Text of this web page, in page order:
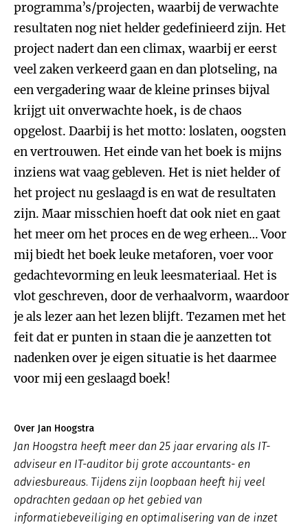
programma’s/projecten, waarbij de verwachte
resultaten nog niet helder gedefinieerd zijn. Het
project nadert dan een climax, waarbij er eerst
veel zaken verkeerd gaan en dan plotseling, na
een vergadering waar de kleine prinses bijval
krijgt uit onverwachte hoek, is de chaos
opgelost. Daarbij is het motto: loslaten, oogsten
en vertrouwen. Het einde van het boek is mijns
inziens wat vaag gebleven. Het is niet helder of
het project nu geslaagd is en wat de resultaten
zijn. Maar misschien hoeft dat ook niet en gaat
het meer om het proces en de weg erheen… Voor
mij biedt het boek leuke metaforen, voer voor
gedachtevorming en leuk leesmateriaal. Het is
vlot geschreven, door de verhaalvorm, waardoor
je als lezer aan het lezen blijft. Tezamen met het
feit dat er punten in staan die je aanzetten tot
nadenken over je eigen situatie is het daarmee
voor mij een geslaagd boek!
Over Jan Hoogstra
Jan Hoogstra heeft meer dan 25 jaar ervaring als IT-
adviseur en IT-auditor bij grote accountants- en
adviesbureaus. Tijdens zijn loopbaan heeft hij veel
opdrachten gedaan op het gebied van
informatiebeveiliging en optimalisering van de inzet